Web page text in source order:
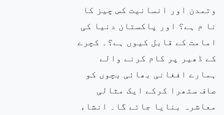
وتمدن اور انسانیت کس چیز کا
نا م ہے؟ اور پاکستان دنیا کی
امامت کے قابل کیوں ہے؟۔ کچرے
کے ڈھیر پر کام کرنے والے
ہمارے افغانی بھائی بچوں کو
صاف ستھرا کرکے ایک مثالی
معاشرہ بنایا جائے گا۔ انشاء